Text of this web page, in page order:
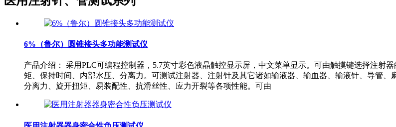
6%（鲁尔）圆锥接头多功能测试仪
产品介绍： 采用PLC可编程控制器，5.7英寸彩色液晶触控显示屏，中文菜单显示。可由触摸键选择注射
矩、保持时间、内部水压、分离力。可测试注射器、注射针及其它诸如输液器、输血器、输液针、导管、
分离力、旋开扭矩、易装配性、抗滑丝性、应力开裂等各项性能。可由